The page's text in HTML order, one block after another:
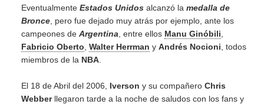
Eventualmente Estados Unidos alcanzó la medalla de
Bronce , pero fue dejado muy atrás por ejemplo, ante los
campeones de Argentina , entre ellos Manu Ginóbili
Fabricio Oberto Walter Herrman y Andrés Nocioni , todos
miembros de la NBA
El 18 de Abril del 2006, Iverson y su compañero Chris
Webberllegaron tarde a la noche de saludos con los fans y